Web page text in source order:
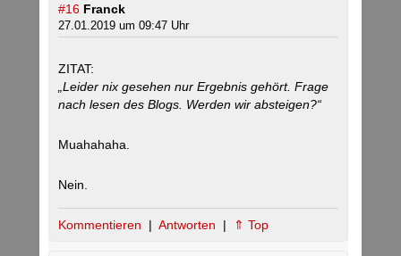
#16 Franck
27.01.2019 um 09:47 Uhr
ZITAT:
„Leider nix gesehen nur Ergebnis gehört. Frage
nach lesen des Blogs. Werden wir absteigen?“
Muahahaha.
Nein.
Kommentieren | Antworten | ⇑ Top